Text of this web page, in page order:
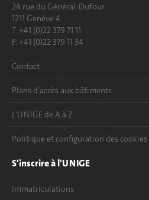
24 rue du Général-Dufour
1211 Genève 4
T. +41 (0)22 379 71 11
F. +41 (0)22 379 11 34
Contact
Plans d'accès aux bâtiments
L'UNIGE de A à Z
Politique et configuration des cookies
S'inscrire à l'UNIGE
Immatriculations